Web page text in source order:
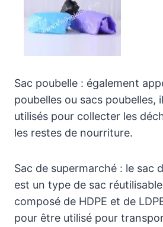
Sac poubelle : également
poubelles ou sacs poubelles,
utilisés pour collecter les
les restes de nourriture.
Sac de supermarché : le sac
est un type de sac
composé de HDPE et de
pour être utilisé pour